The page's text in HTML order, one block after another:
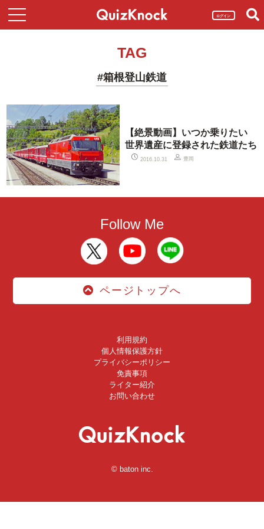
ログイン
TAG
#箱根登山鉄道
【絶景動画】いつか乗りたい
世界遺産に登録された鉄道たち
2016.10.31 豊岡
Follow Me
ページトップへ
利用規約
個人情報保護方針
プライバシーポリシー
免責事項
ライター紹介
お問い合わせ
© baton inc.